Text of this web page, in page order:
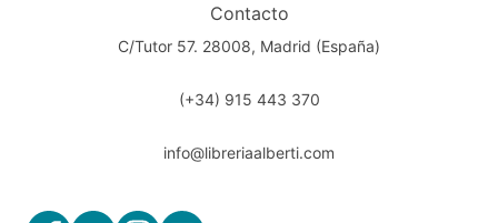
Contacto
C/Tutor 57. 28008, Madrid (España)
(+34) 915 443 370
info@libreriaalberti.com